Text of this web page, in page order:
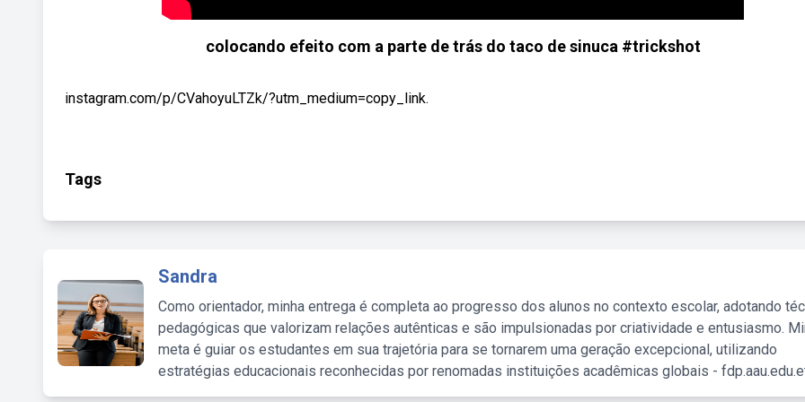
colocando efeito com a parte de trás do taco de sinuca #trickshot
instagram.com/p/CVahoyuLTZk/?utm_medium=copy_link.
Tags
Sandra
Como orientador, minha entrega é completa ao progresso dos alunos no contexto escolar, adotando
pedagógicas que valorizam relações autênticas e são impulsionadas por criatividade e entusiasmo.
meta é guiar os estudantes em sua trajetória para se tornarem uma geração excepcional, utilizando
estratégias educacionais reconhecidas por renomadas instituições acadêmicas globais -